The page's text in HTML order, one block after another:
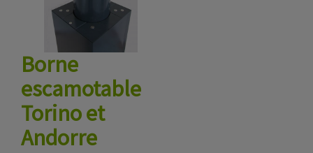
Borne
escamotable
Torino et
Andorre